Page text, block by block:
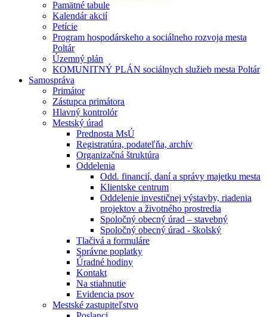
Pamätné tabule
Kalendár akcií
Petície
Program hospodárskeho a sociálneho rozvoja mesta
Poltár
Územný plán
KOMUNITNÝ PLÁN sociálnych služieb mesta Poltár
Samospráva
Primátor
Zástupca primátora
Hlavný kontrolór
Mestský úrad
Prednosta MsÚ
Registratúra, podateľňa, archív
Organizačná štruktúra
Oddelenia
Odd. financií, daní a správy majetku mesta
Klientske centrum
Oddelenie investičnej výstavby, riadenia
projektov a životného prostredia
Spoločný obecný úrad – stavebný
Spoločný obecný úrad - školský
Tlačivá a formuláre
Správne poplatky
Úradné hodiny
Kontakt
Na stiahnutie
Evidencia psov
Mestské zastupiteľstvo